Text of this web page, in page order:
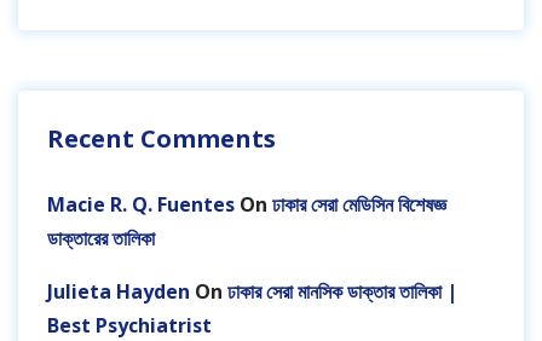
Recent Comments
Macie R. Q. Fuentes On ঢাকার সেরা মেডিসিন বিশেষজ্ঞ
ডাক্তারের তালিকা
Julieta Hayden On ঢাকার সেরা মানসিক ডাক্তার তালিকা |
Best Psychiatrist